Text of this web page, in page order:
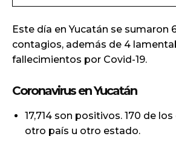
Este día en Yucatán se sumaron
contagios, además de 4
fallecimientos por Covid-19.
Coronavirus en Yucatán
17,714 son positivos. 170 de
otro país u otro estado.